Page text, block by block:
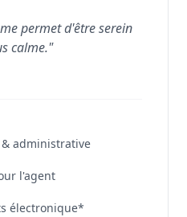
permet d'être serein
calme."
administrative
l'agent
électronique*